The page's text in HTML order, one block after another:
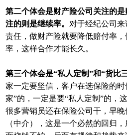
第二个体会是财产险公司关注的
注的则是继续率。 对于经纪公司
责任，做财产险就要降低赔付率
率，这样合作才能长久。
第三个体会是“私人定制”和“货比
家一定要坚信，客户在选保险的时
家”的，一定是要“私人定制”的，
很多营销员还在保险公司干，早
（中介），这是一个必然的回归